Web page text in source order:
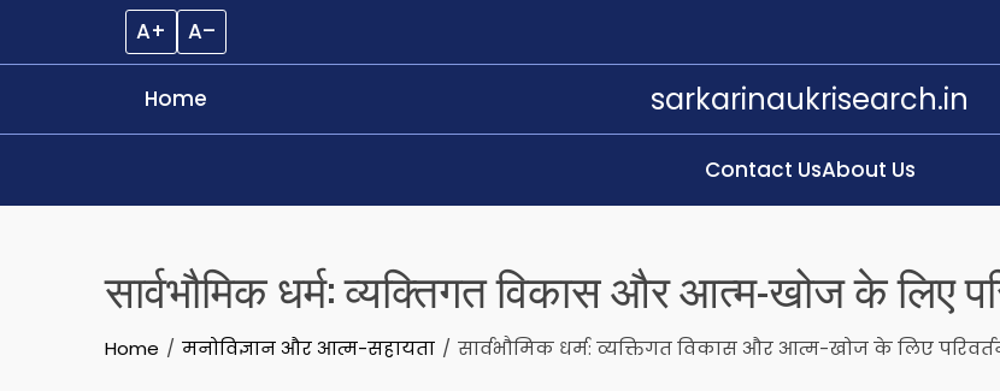
A+ A–
Home sarkarinaukrisearch.in
Contact UsAbout Us
सार्वभौमिक धर्म: व्यक्तिगत विकास और आत्म-खोज के लिए
Home मनोविज्ञान और आत्म-सहायता सार्वभौमिक धर्म: व्यक्तिगत विकास और आत्म-खोज के लिए